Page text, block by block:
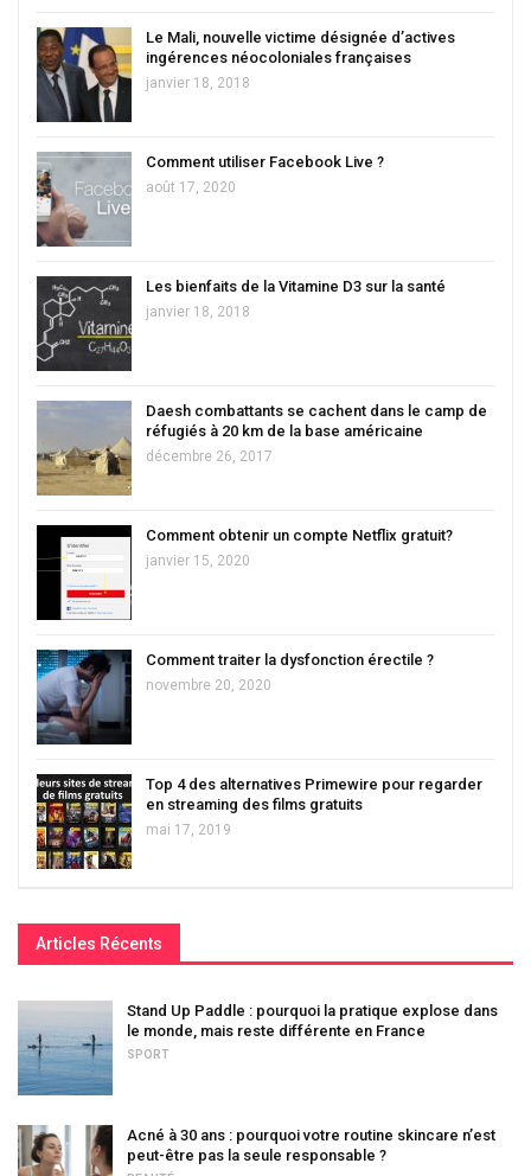
Le Mali, nouvelle victime désignée d’actives
ingérences néocoloniales françaises
janvier 18, 2018
Comment utiliser Facebook Live ?
août 17, 2020
Les bienfaits de la Vitamine D3 sur la santé
janvier 18, 2018
Daesh combattants se cachent dans le camp de
réfugiés à 20 km de la base américaine
décembre 26, 2017
Comment obtenir un compte Netflix gratuit?
janvier 15, 2020
Comment traiter la dysfonction érectile ?
novembre 20, 2020
Top 4 des alternatives Primewire pour regarder
en streaming des films gratuits
mai 17, 2019
Articles Récents
Stand Up Paddle : pourquoi la pratique explose dans
le monde, mais reste différente en France
SPORT
Acné à 30 ans : pourquoi votre routine skincare n’est
peut-être pas la seule responsable ?